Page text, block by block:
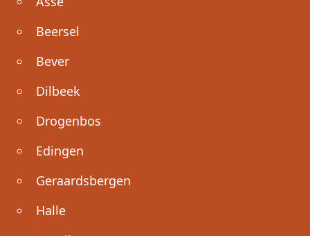
Beersel
Bever
Dilbeek
Drogenbos
Edingen
Geraardsbergen
Halle